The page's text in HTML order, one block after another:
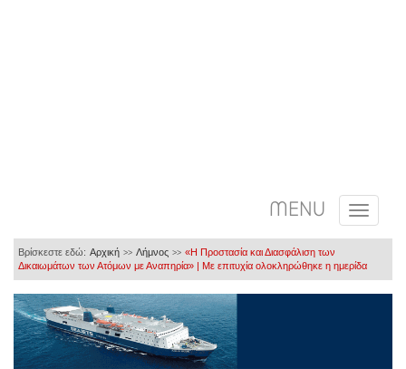
MENU
Βρίσκεστε εδώ: Αρχική >> Λήμνος >> «Η Προστασία και Διασφάλιση των
Δικαιωμάτων των Ατόμων με Αναπηρία» | Με επιτυχία ολοκληρώθηκε η ημερίδα